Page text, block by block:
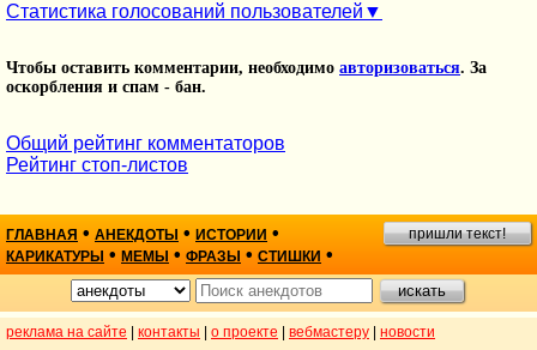
Статистика голосований пользователей
Чтобы оставить комментарии, необходимо авторизоваться. За
оскорбления и спам - бан.
Общий рейтинг комментаторов
Рейтинг стоп-листов
ГЛАВНАЯ • АНЕКДОТЫ • ИСТОРИИ •
КАРИКАТУРЫ • МЕМЫ • ФРАЗЫ • СТИШКИ •
пришли текст!
реклама на сайте контакты о проекте вебмастеру новости